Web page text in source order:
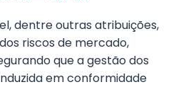
dentre outras atribuições,
riscos de mercado,
que a gestão dos
em conformidade